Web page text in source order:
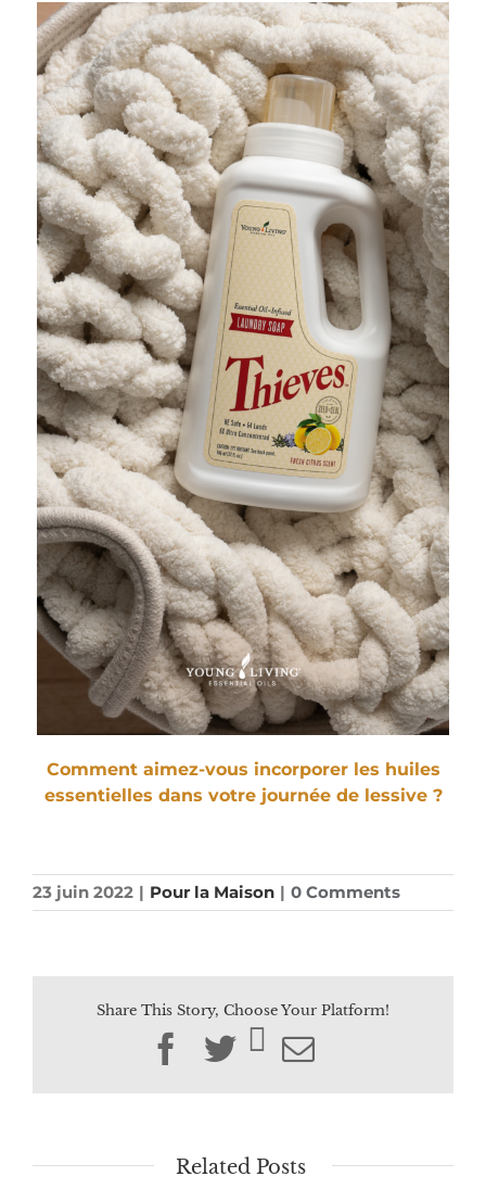
Comment aimez-vous incorporer les huiles
essentielles dans votre journée de lessive ?
23 juin 2022 | Pour la Maison | 0 Comments
Share This Story, Choose Your Platform!
Facebook
TwitterEmail
Related Posts